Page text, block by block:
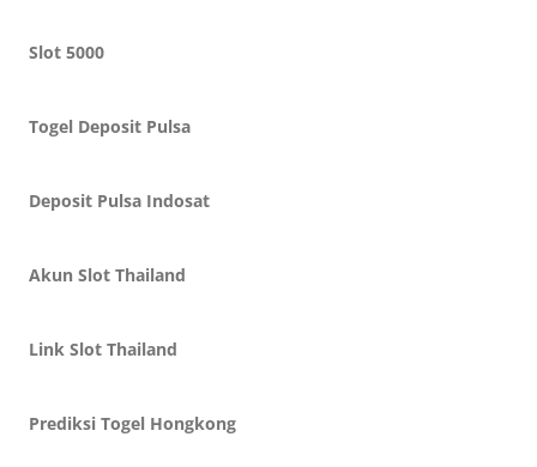
Slot 5000
Togel Deposit Pulsa
Deposit Pulsa Indosat
Akun Slot Thailand
Link Slot Thailand
Prediksi Togel Hongkong